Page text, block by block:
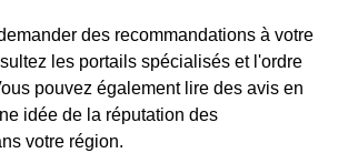
des recommandations à votre
les portails spécialisés et l'ordre
pouvez également lire des avis en
idée de la réputation des
votre région.